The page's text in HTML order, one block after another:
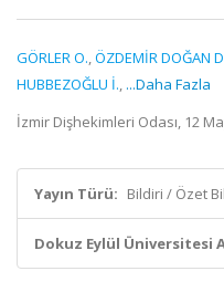
GÖRLER O.,ÖZDEMİR DOĞAN
HUBBEZOĞLU İ., ...Daha Fazla
İzmir Dişhekimleri Odası, 12
Yayın Türü: Bildiri / Özet
Dokuz Eylül Üniversitesi